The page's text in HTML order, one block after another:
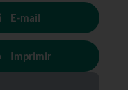
E-mail
Imprimir